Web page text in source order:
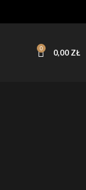
0 0,00 ZŁ